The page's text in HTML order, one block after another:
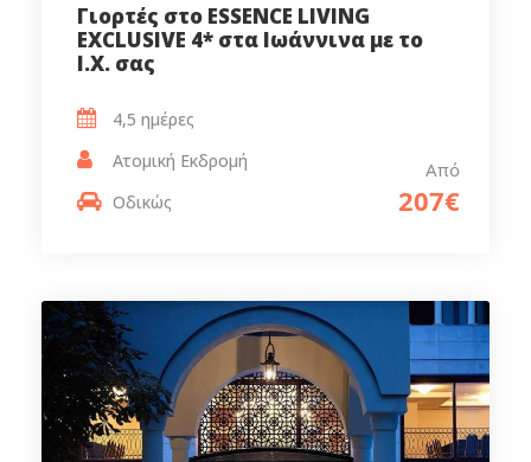
Γιορτές στο ESSENCE LIVING
EXCLUSIVE 4* στα Ιωάννινα με το
Ι.Χ. σας
Από
207€
4,5 ημέρες
Ατομική Εκδρομή
Οδικώς